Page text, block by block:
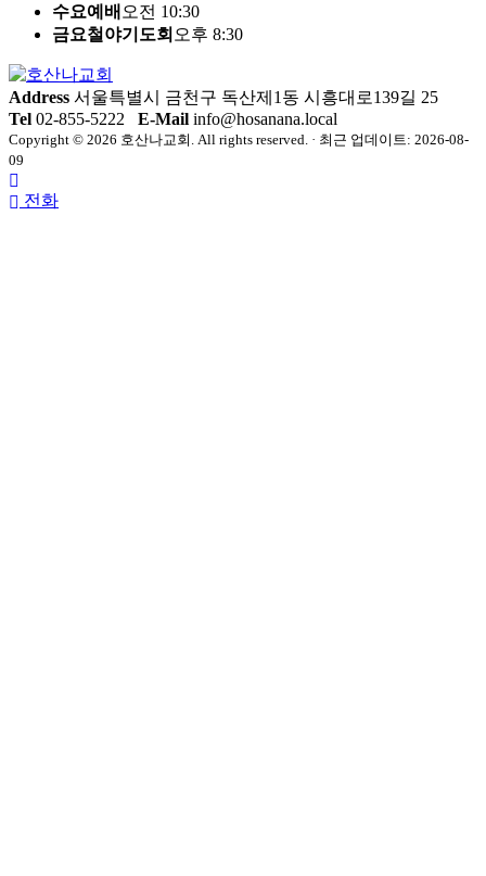
수요예배 오전 10:30
금요철야기도회 오후 8:30
Address 서울특별시 금천구 독산제1동 시흥대로139길 25
Tel 02-855-5222 E-Mail info@hosanana.local
Copyright © 2026 호산나교회. All rights reserved. · 최근 업데이트: 2026-08-
09
전화